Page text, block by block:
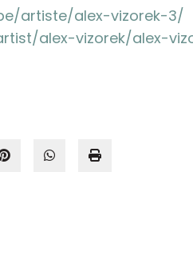
artiste/alex-vizorek-3/
alex-vizorek/alex-